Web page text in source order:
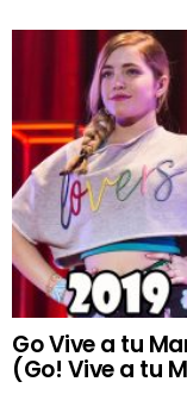
Go Vive a tu
(Go! Vive a tu